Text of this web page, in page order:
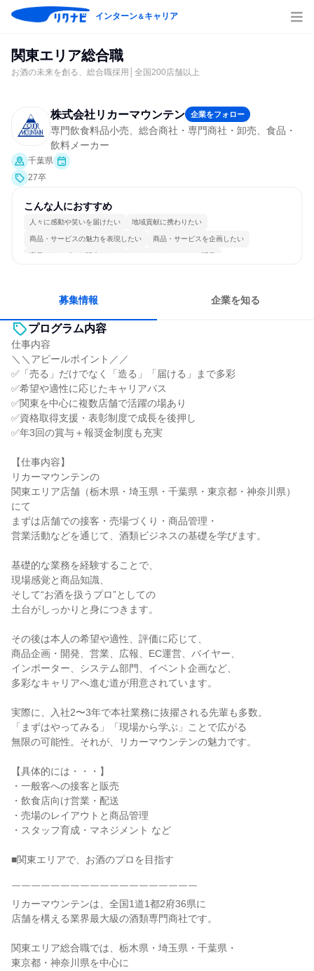
インターン＆キャリア
関東エリア総合職
お酒の未来を創る、総合職採用│全国200店舗以上
株式会社リカーマウンテン 企業をフォロー
専門飲食料品小売、総合商社・専門商社・卸売、食品・
飲料メーカー
千葉県
27卒
こんな人におすすめ
人々に感動や笑いを届けたい 地域貢献に携わりたい
商品・サービスの魅力を表現したい 商品・サービスを企画したい
商品・サービスを販売したい コミュニケーションが活発
募集情報 企業を知る
プログラム内容
仕事内容
＼＼アピールポイント／／
✅「売る」だけでなく「造る」「届ける」まで多彩
✅希望や適性に応じたキャリアパス
✅関東を中心に複数店舗で活躍の場あり
✅資格取得支援・表彰制度で成長を後押し
✅年3回の賞与＋報奨金制度も充実
【仕事内容】
リカーマウンテンの
関東エリア店舗（栃木県・埼玉県・千葉県・東京都・神奈川県）
にて
まずは店舗での接客・売場づくり・商品管理・
営業活動などを通じて、酒類ビジネスの基礎を学びます。
基礎的な業務を経験することで、
現場感覚と商品知識、
そして“お酒を扱うプロ”としての
土台がしっかりと身につきます。
その後は本人の希望や適性、評価に応じて、
商品企画・開発、営業、広報、EC運営、バイヤー、
インポーター、システム部門、イベント企画など、
多彩なキャリアへ進む道が用意されています。
実際に、入社2〜3年で本社業務に抜擢される先輩も多数。
「まずはやってみる」「現場から学ぶ」ことで広がる
無限の可能性。それが、リカーマウンテンの魅力です。
【具体的には・・・】
・一般客への接客と販売
・飲食店向け営業・配送
・売場のレイアウトと商品管理
・スタッフ育成・マネジメント など
■関東エリアで、お酒のプロを目指す
￣￣￣￣￣￣￣￣￣￣￣￣￣￣￣￣￣￣￣
リカーマウンテンは、全国1道1都2府36県に
店舗を構える業界最大級の酒類専門商社です。
関東エリア総合職では、栃木県・埼玉県・千葉県・
東京都・神奈川県を中心に